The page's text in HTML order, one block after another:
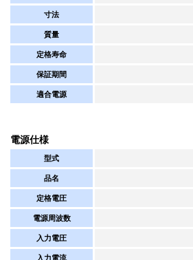
寸法
質量
定格寿命
保証期間
適合電源
電源仕様
型式
品名
定格電圧
電源周波数
入力電圧
入力電流